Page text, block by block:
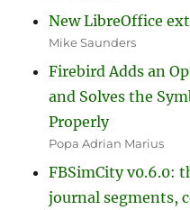
New LibreOffice
Mike Saunders
Firebird Adds an
and Solves the
Properly
Popa Adrian Marius
FBSimCity v0.6.0:
journal segments,